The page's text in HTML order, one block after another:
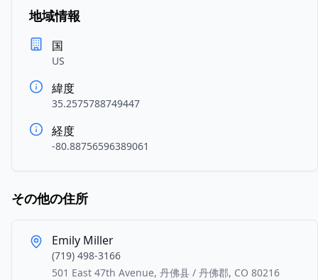
地域情報
国
US
緯度
35.2575788749447
経度
-80.88756596389061
その他の住所
Emily Miller
(719) 498-3166
501 East 47th Avenue, 丹佛县 / 丹佛郡, CO 80216